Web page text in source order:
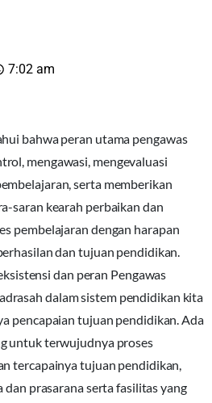
7:02 am
bahwa peran utama pengawas
mengawasi, mengevaluasi
serta memberikan
saran kearah perbaikan dan
pembelajaran dengan harapan
dan tujuan pendidikan.
dan peran Pengawas
dalam sistem pendidikan kita
pencapaian tujuan pendidikan. Ada
untuk terwujudnya proses
tercapainya tujuan pendidikan,
dan prasarana serta fasilitas yang